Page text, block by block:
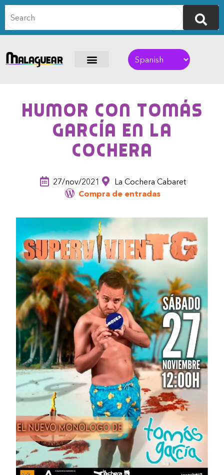
Humor con Tomás
García en La
Cochera
27/nov/2021
La Cochera Cabaret
Compra de entradas